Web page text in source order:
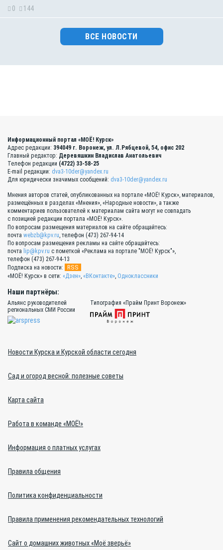
0 144
ВСЕ НОВОСТИ
Информационный портал «МОЁ! Курск»
Адрес редакции: 394049 г. Воронеж, ул. Л.Рябцевой, 54, офис 202
Главный редактор: Деревяшкин Владислав Анатольевич
Телефон редакции (4722) 33-58-25
E-mail редакции: dva3-10der@yandex.ru
Для юридически значимых сообщений: dva3-10der@yandex.ru
Мнения авторов статей, опубликованных на портале «МОЁ! Курск», материалов,
размещённых в разделах «Мнения», «Народные новости», а также
комментариев пользователей к материалам сайта могут не совпадать
с позицией редакции портала «МОЁ! Курск».
По вопросам размещения материалов на сайте обращайтесь:
почта webzb@kpv.ru, телефон (473) 267-94-14
По вопросам размещения рекламы на сайте обращайтесь:
почта lip@kpv.ru с пометкой «Реклама на портале "МОЁ! Курск"»,
телефон (473) 267-94-13
Подписка на новости:
RSS
«МОЁ! Курск» в сети: «Дзен», «ВКонтакте», Одноклассники
Наши партнёры:
Альянс руководителей
региональных СМИ России
Типография «Прайм Принт Воронеж»
Новости Курска и Курской области сегодня
Сад и огород весной: полезные советы
Карта сайта
Работа в команде «МОЁ!»
Информация о платных услугах
Правила общения
Политика конфиденциальности
Правила применения рекомендательных технологий
Сайт о домашних животных «Моё зверьё»